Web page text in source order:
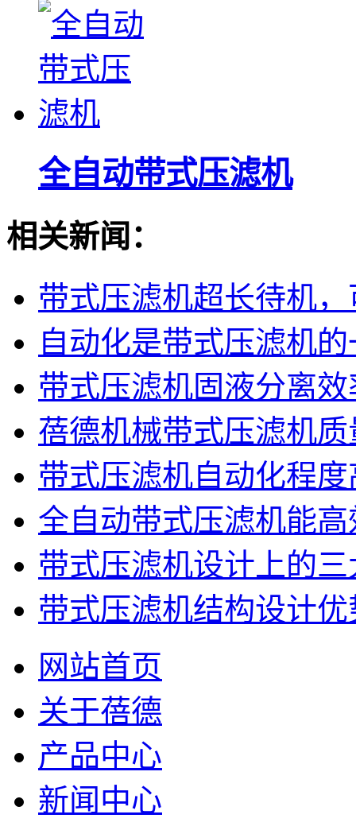
全自动带式压滤机
相关新闻：
带式压滤机超长待机
自动化是带式压滤机
带式压滤机固液分离
蓓德机械带式压滤机
带式压滤机自动化程度
全自动带式压滤机能
带式压滤机设计上的
带式压滤机结构设计优
网站首页
关于蓓德
产品中心
新闻中心